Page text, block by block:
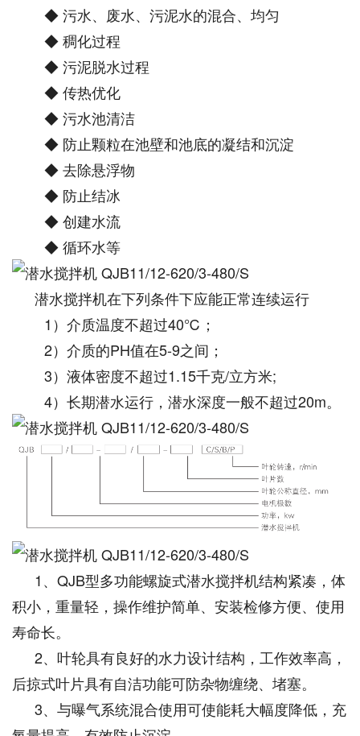
◆ 污水、废水、污泥水的混合、均匀
◆ 稠化过程
◆ 污泥脱水过程
◆ 传热优化
◆ 污水池清洁
◆ 防止颗粒在池壁和池底的凝结和沉淀
◆ 去除悬浮物
◆ 防止结冰
◆ 创建水流
◆ 循环水等
潜水搅拌机在下列条件下应能正常连续运行
1）介质温度不超过40℃；
2）介质的PH值在5-9之间；
3）液体密度不超过1.15千克/立方米;
4）长期潜水运行，潜水深度一般不超过20m。
1、QJB型多功能螺旋式潜水搅拌机结构紧凑，体
积小，重量轻，操作维护简单、安装检修方便、使用
寿命长。
2、叶轮具有良好的水力设计结构，工作效率高，
后掠式叶片具有自洁功能可防杂物缠绕、堵塞。
3、与曝气系统混合使用可使能耗大幅度降低，充